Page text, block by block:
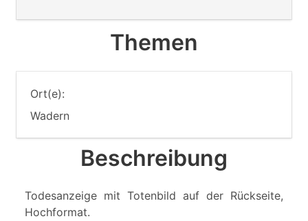
Themen
Ort(e):
Wadern
Beschreibung
Todesanzeige mit Totenbild auf der Rückseite,
Hochformat.